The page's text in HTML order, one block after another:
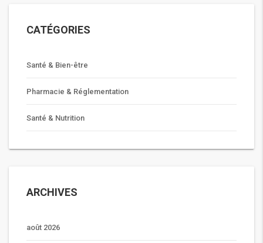
CATÉGORIES
Santé & Bien-être
Pharmacie & Réglementation
Santé & Nutrition
ARCHIVES
août 2026